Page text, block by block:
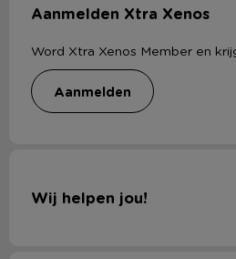
Aanmelden Xtra Xenos
Word Xtra Xenos Member en
aanmelden
Wij helpen jou!